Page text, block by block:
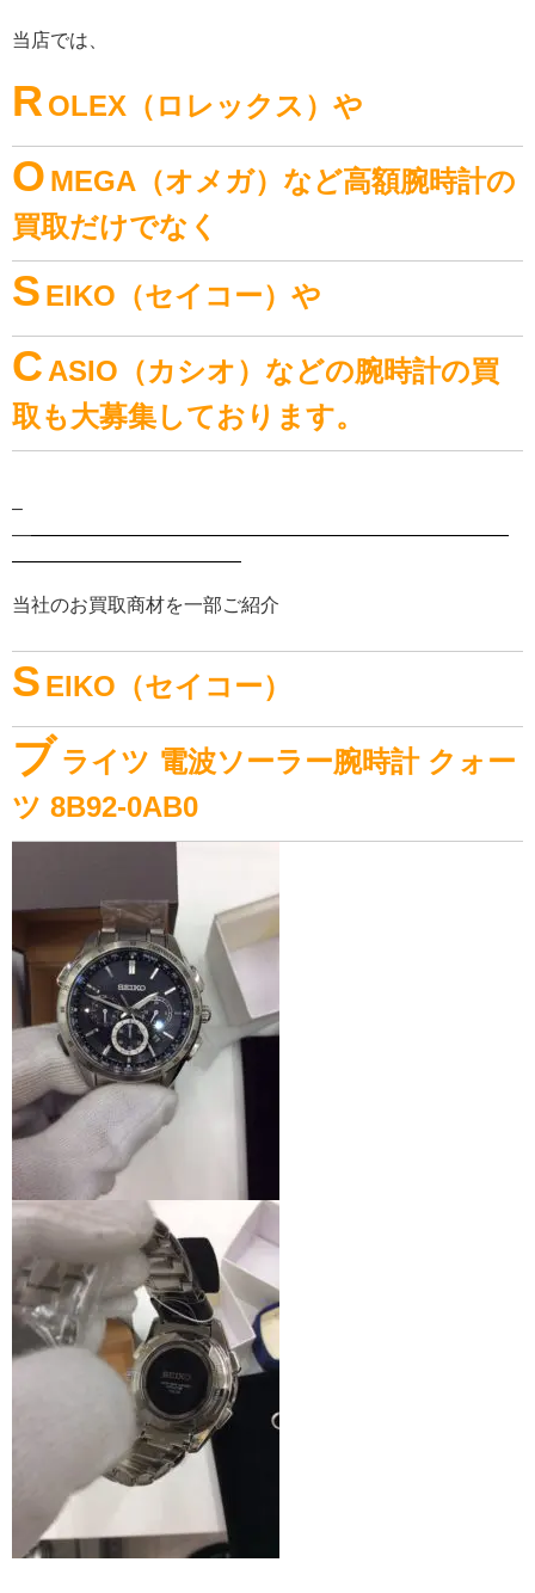
当店では、
R OLEX（ロレックス）や
O MEGA（オメガ） など高額腕時計の
買取だけでなく
S EIKO（セイコー）や
C ASIO（カシオ）などの腕時計の買
取も大募集しております。
–
——————————————————————————
————————————
当社のお買取商材を一部ご紹介
S EIKO（セイコー）
ブ ライツ 電波ソーラー腕時計 クォー
ツ 8B92-0AB0